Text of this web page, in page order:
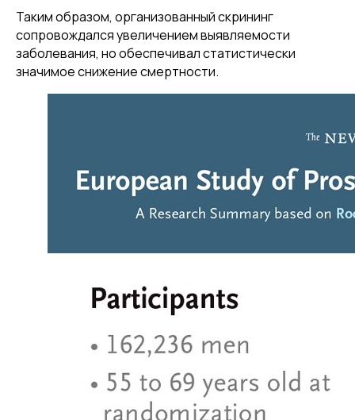
Таким образом, организованный скрининг
сопровождался увеличением выявляемости
заболевания, но обеспечивал статистически
значимое снижение смертности.